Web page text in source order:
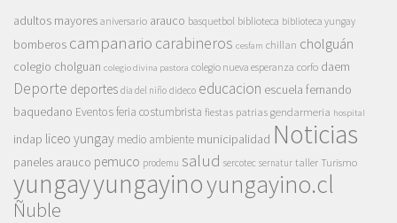
adultos mayores aniversario arauco basquetbol biblioteca biblioteca yungay
bomberos campanario carabineros cesfam chillan cholguán
colegio cholguan colegio divina pastora colegio nueva esperanza corfo daem
Deporte deportes dia del niño dideco educacion escuela fernando
baquedano Eventosferia costumbrista fiestas patrias gendarmeria hospital
indap liceo yungay medio ambiente municipalidad Noticias
paneles arauco pemuco prodemu salud sercotec sernatur taller Turismo
yungayyungayinoyungayino.cl
Ñuble